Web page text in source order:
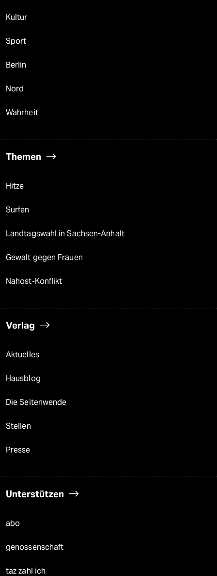
Kultur
Sport
Berlin
Nord
Wahrheit
Themen
Hitze
Surfen
Landtagswahl in Sachsen-Anhalt
Gewalt gegen Frauen
Nahost-Konflikt
Verlag
Aktuelles
Hausblog
Die Seitenwende
Stellen
Presse
Unterstützen
abo
genossenschaft
taz zahl ich